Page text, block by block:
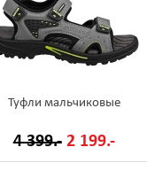
Туфли мальчиковые
4 399.- 2 199.-